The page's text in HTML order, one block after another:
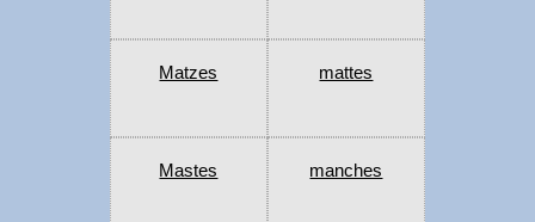
Matzes mattes
Mastes manches